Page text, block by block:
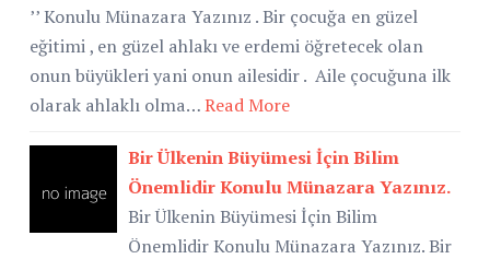
’’ Konulu Münazara Yazınız . Bir çocuğa en güzel
eğitimi , en güzel ahlakı ve erdemi öğretecek olan
onun büyükleri yani onun ailesidir . Aile çocuğuna ilk
olarak ahlaklı olma…Read More
Bir Ülkenin Büyümesi İçin Bilim
Önemlidir Konulu Münazara Yazınız.
Bir Ülkenin Büyümesi İçin Bilim
Önemlidir Konulu Münazara Yazınız. Bir